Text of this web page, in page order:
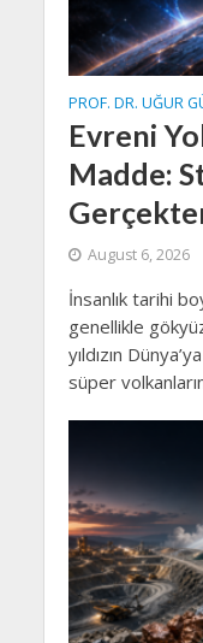
PROF. DR. UĞUR
Evreni
Madde:
August 6, 2026
İnsanlık tarihi
genellikle
yıldızın
süper